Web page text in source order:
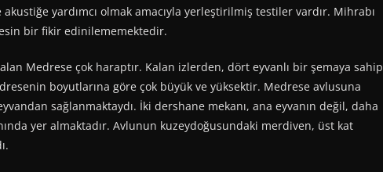
yardımcı olmak amacıyla yerleştirilmiş testiler vardır. Mihrabı
bir fikir edinilememektedir.
Medrese çok haraptır. Kalan izlerden, dört eyvanlı bir şemaya sahip
boyutlarına göre çok büyük ve yüksektir. Medrese avlusuna
sağlanmaktaydı. İki dershane mekanı, ana eyvanın değil, daha
yer almaktadır. Avlunun kuzeydoğusundaki merdiven, üst kat